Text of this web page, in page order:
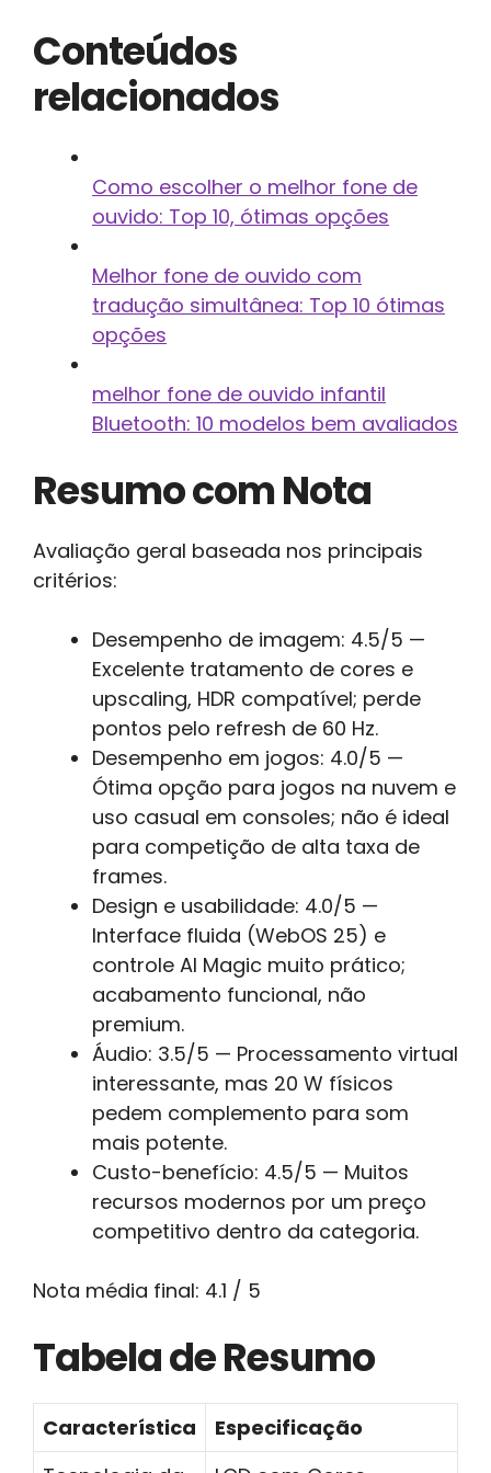
Conteúdos
relacionados
Como escolher o melhor fone de
ouvido: Top 10, ótimas opções
Melhor fone de ouvido com
tradução simultânea: Top 10 ótimas
opções
melhor fone de ouvido infantil
Bluetooth: 10 modelos bem avaliados
Resumo com Nota
Avaliação geral baseada nos principais
critérios:
Desempenho de imagem: 4.5/5 —
Excelente tratamento de cores e
upscaling, HDR compatível; perde
pontos pelo refresh de 60 Hz.
Desempenho em jogos: 4.0/5 —
Ótima opção para jogos na nuvem e
uso casual em consoles; não é ideal
para competição de alta taxa de
frames.
Design e usabilidade: 4.0/5 —
Interface fluida (WebOS 25) e
controle AI Magic muito prático;
acabamento funcional, não
premium.
Áudio: 3.5/5 — Processamento virtual
interessante, mas 20 W físicos
pedem complemento para som
mais potente.
Custo-benefício: 4.5/5 — Muitos
recursos modernos por um preço
competitivo dentro da categoria.
Nota média final: 4.1 / 5
Tabela de Resumo
Característica
Especificação